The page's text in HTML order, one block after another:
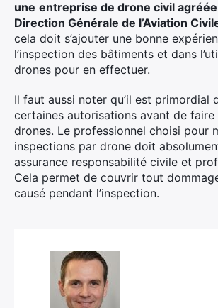
une entreprise de drone civil
Direction Générale de l’Aviation
cela doit s’ajouter une bonne
l’inspection des bâtiments et dans
drones pour en effectuer.
Il faut aussi noter qu’il est primordial
certaines autorisations avant de
drones. Le professionnel choisi pour
inspections par drone doit
assurance responsabilité civile et
Cela permet de couvrir tout
causé pendant l’inspection.